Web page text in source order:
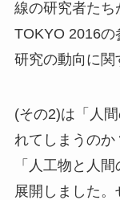
線の研究者たち
TOKYO 2016
研究の動向に関
(その2)は「人
れてしまうの
「人工物と人
展開しました。